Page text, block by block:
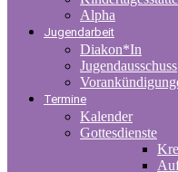
Alpha
Jugendarbeit
Diakon*In
Jugendausschuss
Termine
Kalender
Gottesdienste